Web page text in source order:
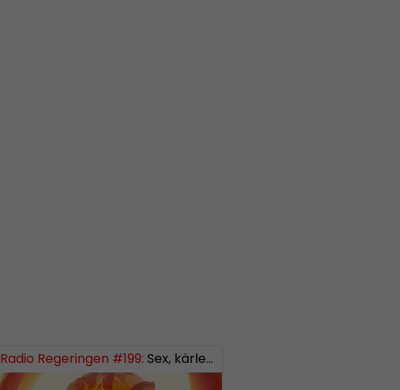
Radio Regeringen #199: Sex, kärlek och förhållanden